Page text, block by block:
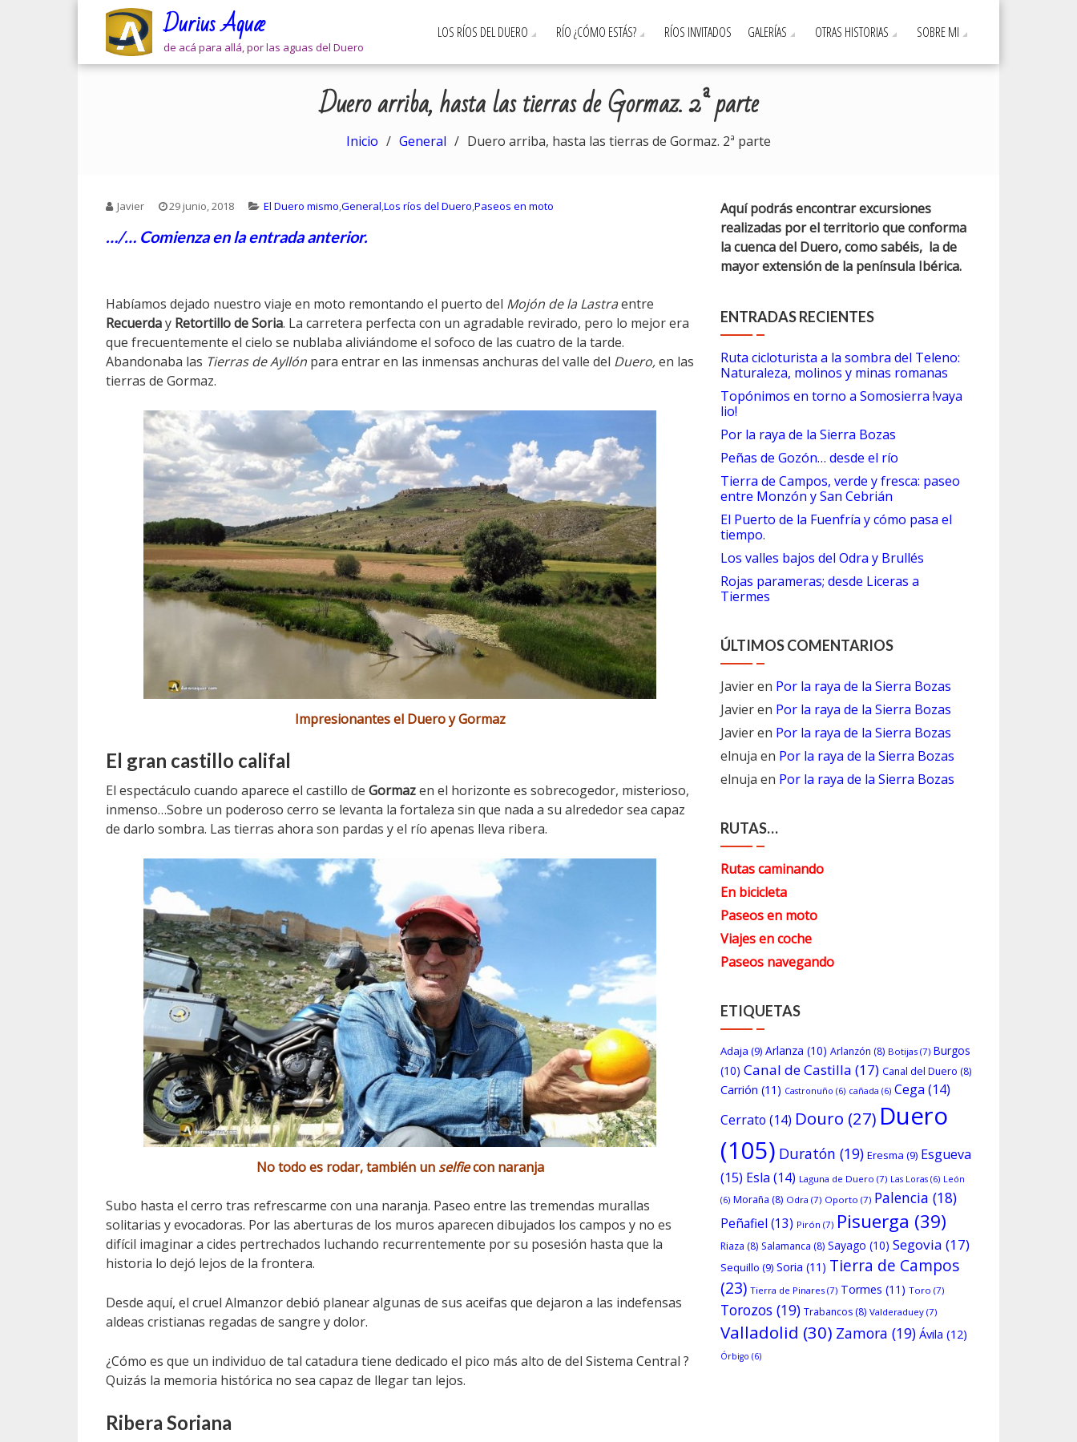
Durius Aquæ
de acá para allá, por las aguas del Duero
LOS RÍOS DEL DUERO RÍO ¿CÓMO ESTÁS? RÍOS INVITADOS GALERÍAS OTRAS HISTORIAS SOBRE MI
Duero arriba, hasta las tierras de Gormaz. 2ª parte
Inicio General Duero arriba, hasta las tierras de Gormaz. 2ª parte
Javier 29 junio, 2018 El Duero mismo,General,Los ríos del Duero,Paseos en moto
…/… Comienza en la entrada anterior.
Habíamos dejado nuestro viaje en moto remontando el puerto del Mojón de la Lastraentre
Recuerday Retortillo de Soria. La carretera perfecta con un agradable revirado, pero lo mejor era
que frecuentemente el cielo se nublaba aliviándome el sofoco de las cuatro de la tarde.
Abandonaba las Tierras de Ayllón para entrar en las inmensas anchuras del valle del Duero,en las
tierras de Gormaz.
Impresionantes el Duero y Gormaz
El gran castillo califal
El espectáculo cuando aparece el castillo de Gormazen el horizonte es sobrecogedor, misterioso,
inmenso…Sobre un poderoso cerro se levanta la fortaleza sin que nada a su alrededor sea capaz
de darlo sombra. Las tierras ahora son pardas y el río apenas lleva ribera.
No todo es rodar, también un selfiecon naranja
Subo hasta el cerro tras refrescarme con una naranja. Paseo entre las tremendas murallas
solitarias y evocadoras. Por las aberturas de los muros aparecen dibujados los campos y no es
difícil imaginar a cides pertrechados luchando recurrentemente por su posesión hasta que la
historia lo dejó lejos de la frontera.
Desde aquí, el cruel Almanzor debió planear algunas de sus aceifas que dejaron a las indefensas
aldeas cristianas regadas de sangre y dolor.
¿Cómo es que un individuo de tal catadura tiene dedicado el pico más alto de del Sistema Central ?
Quizás la memoria histórica no sea capaz de llegar tan lejos.
Ribera Soriana
Aquí podrás encontrar excursiones
realizadas por el territorio que conforma
la cuenca del Duero, como sabéis, la de
mayor extensión de la península Ibérica.
ENTRADAS RECIENTES
Ruta cicloturista a la sombra del Teleno:
Naturaleza, molinos y minas romanas
Topónimos en torno a Somosierra !vaya
lio!
Por la raya de la Sierra Bozas
Peñas de Gozón… desde el río
Tierra de Campos, verde y fresca: paseo
entre Monzón y San Cebrián
El Puerto de la Fuenfría y cómo pasa el
tiempo.
Los valles bajos del Odra y Brullés
Rojas parameras; desde Liceras a
Tiermes
ÚLTIMOS COMENTARIOS
Javieren Por la raya de la Sierra Bozas
Javieren Por la raya de la Sierra Bozas
Javieren Por la raya de la Sierra Bozas
elnuja en Por la raya de la Sierra Bozas
elnuja en Por la raya de la Sierra Bozas
RUTAS…
Rutas caminando
En bicicleta
Paseos en moto
Viajes en coche
Paseos navegando
ETIQUETAS
Adaja (9) Arlanza (10) Arlanzón (8) Botijas(7) Burgos
(10) Canal de Castilla (17) Canal del Duero (8)
Carrión (11) Castronuño (6) cañada (6) Cega (14)
Cerrato (14) Douro (27) Duero
(105) Duratón (19) Eresma (9) Esgueva
(15) Esla (14) Laguna de Duero (7) Las Loras(6) León
(6) Moraña (8) Odra (7) Oporto (7) Palencia (18)
Peñafiel (13) Pirón (7) Pisuerga (39)
Riaza (8) Salamanca (8) Sayago (10) Segovia (17)
Sequillo (9) Soria (11) Tierra de Campos
(23) Tierra de Pinares(7) Tormes (11) Toro (7)
Torozos(19) Trabancos(8) Valderaduey(7)
Valladolid (30) Zamora (19) Ávila (12)
Órbigo (6)